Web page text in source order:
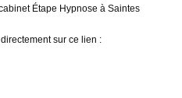
Étape Hypnose à Saintes
sur ce lien :